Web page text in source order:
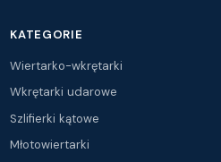
KATEGORIE
Wiertarko-wkrętarki
Wkrętarki udarowe
Szlifierki kątowe
Młotowiertarki